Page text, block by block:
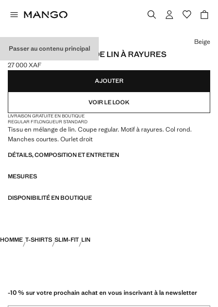
Passer au contenu principal
T-SHIRT EN MÉLANGE DE LIN À RAYURES
Prix actuel [27 000 XAF ]
27 000 XAF
Choisissez une couleur
Beige
AJOUTER
VOIR LE LOOK
LIVRAISON GRATUITE EN BOUTIQUE
REGULAR FITLONGUEUR STANDARD
Tissu en mélange de lin. Coupe regular. Motif à rayures. Col rond.
Manches courtes. Ourlet droit
DÉTAILS, COMPOSITION ET ENTRETIEN
MESURES
DISPONIBILITÉ EN BOUTIQUE
HOMME T-SHIRTS SLIM-FIT LIN
-10 % sur votre prochain achat en vous inscrivant à la newsletter